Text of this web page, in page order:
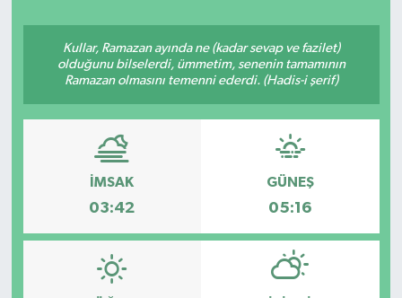
Kullar, Ramazan ayında ne (kadar sevap ve fazilet)
olduğunu bilselerdi, ümmetim, senenin tamamının
Ramazan olmasını temenni ederdi. (Hadis-i şerif)
İMSAK
03:42
GÜNEŞ
05:16